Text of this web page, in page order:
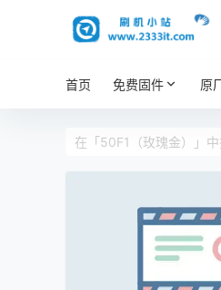
首页 免费固件 原